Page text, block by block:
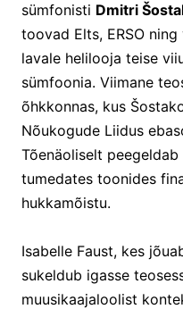
sümfonisti Dmitri
toovad Elts, ERSO ning
lavale helilooja teise
sümfoonia. Viimane
õhkkonnas, kus
Nõukogude Liidus
Tõenäoliselt
tumedates toonides
hukkamõistu.
Isabelle Faust, kes
sukeldub igasse
muusikaajaloolist